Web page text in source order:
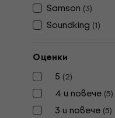
Samson (3)
Soundking (1)
Оценки
5 (2)
4 и повече (5)
3 и повече (5)